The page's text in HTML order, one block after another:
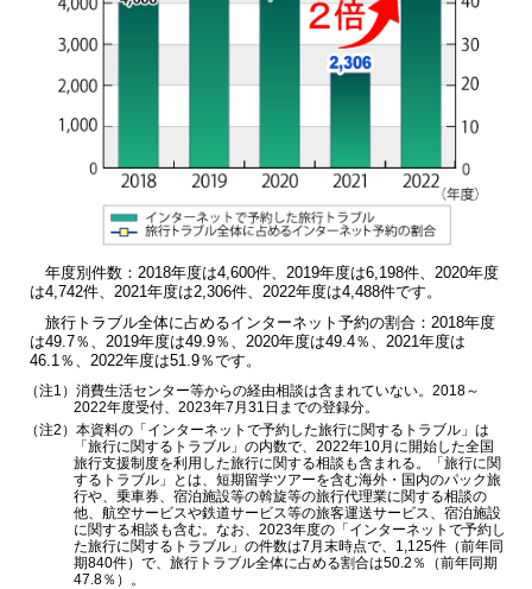
年度別件数：2018年度は4,600件、2019年度は6,198件、2020年度
は4,742件、2021年度は2,306件、2022年度は4,488件です。
旅行トラブル全体に占めるインターネット予約の割合：2018年度
は49.7％、2019年度は49.9％、2020年度は49.4％、2021年度は
46.1％、2022年度は51.9％です。
（注1）消費生活センター等からの経由相談は含まれていない。2018～
2022年度受付、2023年7月31日までの登録分。
（注2）本資料の「インターネットで予約した旅行に関するトラブル」は
「旅行に関するトラブル」の内数で、2022年10月に開始した全国
旅行支援制度を利用した旅行に関する相談も含まれる。「旅行に関
するトラブル」とは、短期留学ツアーを含む海外・国内のパック旅
行や、乗車券、宿泊施設等の斡旋等の旅行代理業に関する相談の
他、航空サービスや鉄道サービス等の旅客運送サービス、宿泊施設
に関する相談も含む。なお、2023年度の「インターネットで予約し
た旅行に関するトラブル」の件数は7月末時点で、1,125件（前年同
期840件）で、旅行トラブル全体に占める割合は50.2％（前年同期
47.8％）。